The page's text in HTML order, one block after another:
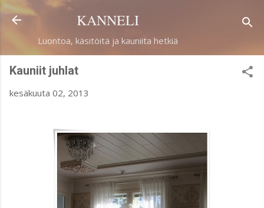
Siirry pääsisältöön
KANNELI
Luontoa, käsitöitä ja kauniita hetkiä
Kauniit juhlat
kesäkuuta 02, 2013